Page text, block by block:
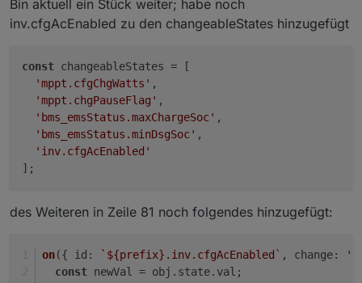
Bin aktuell ein Stück weiter; habe noch
inv.cfgAcEnabled zu den changeableStates hinzugefügt
const changeableStates = [
'mppt.cfgChgWatts' ,
'mppt.chgPauseFlag' ,
'bms_emsStatus.maxChargeSoc' ,
'bms_emsStatus.minDsgSoc' ,
'inv.cfgAcEnabled'
des Weiteren in Zeile 81 noch folgendes hinzugefügt:
on({ id : ` ${prefix} .inv.cfgAcEnabled` , change:
const newVal = obj. state. val ;